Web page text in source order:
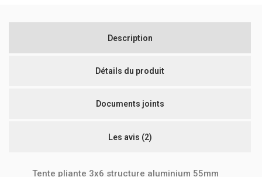
Description
Détails du produit
Documents joints
Les avis (2)
Tente pliante 3x6 structure aluminium 55mm